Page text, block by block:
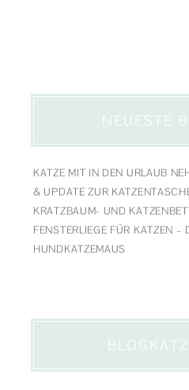
NEUESTE
KATZE MIT IN DEN URLAUB
& UPDATE ZUR
KRATZBAUM- UND
FENSTERLIEGE FÜR KATZEN –
HUNDKATZEMAUS